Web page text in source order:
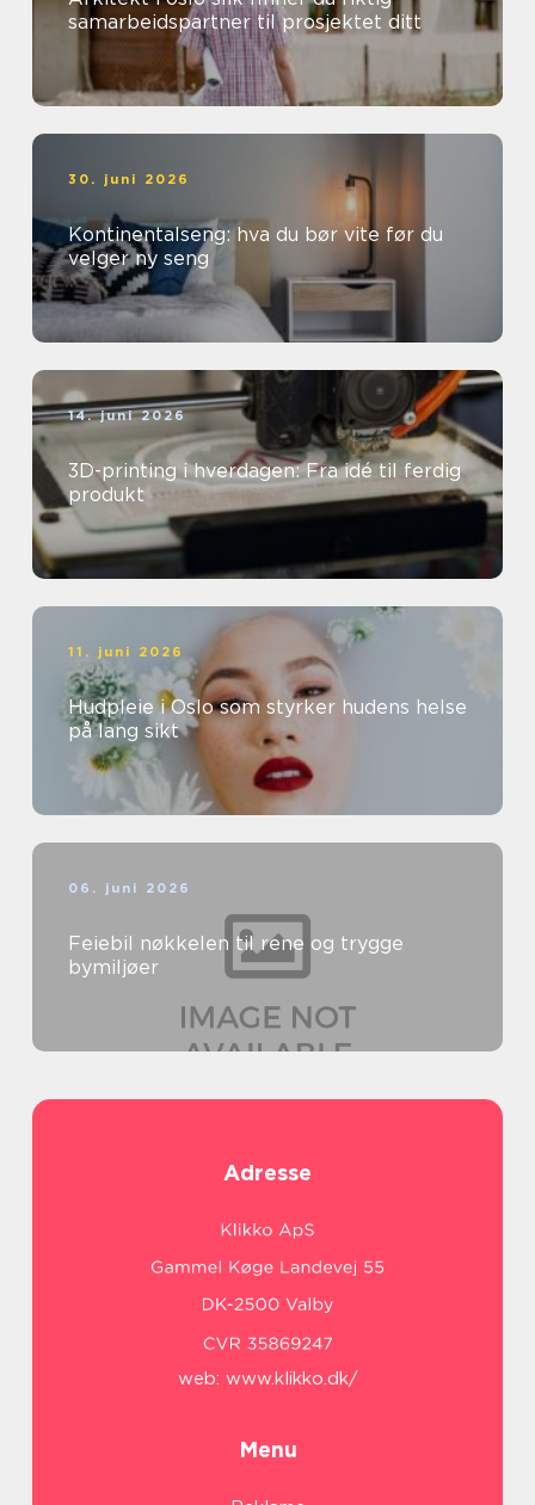
samarbeidspartner til prosjektet ditt
30. juni 2026
Kontinentalseng: hva du bør vite før du
velger ny seng
14. juni 2026
3D-printing i hverdagen: Fra idé til ferdig
produkt
11. juni 2026
Hudpleie i Oslo som styrker hudens helse
på lang sikt
06. juni 2026
Feiebil nøkkelen til rene og trygge
bymiljøer
Adresse
web: www.klikko.dk/
Menu